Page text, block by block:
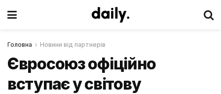
Головна Новини від партнерів
Євросоюз офіційно
вступає у світову